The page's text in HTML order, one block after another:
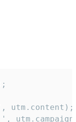
utm.content);
',